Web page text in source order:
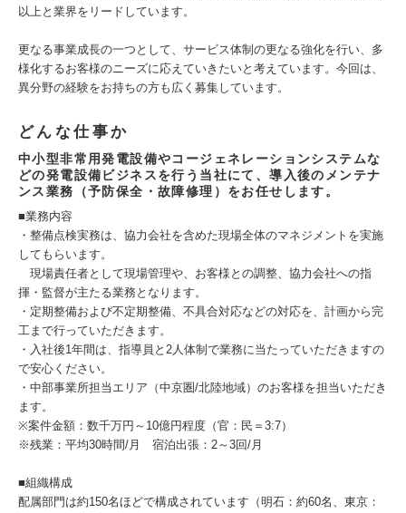
以上と業界をリードしています。
更なる事業成長の一つとして、サービス体制の更なる強化を行い、多
様化するお客様のニーズに応えていきたいと考えています。今回は、
異分野の経験をお持ちの方も広く募集しています。
どんな仕事か
中小型非常用発電設備やコージェネレーションシステムな
どの発電設備ビジネスを行う当社にて、導入後のメンテナ
ンス業務（予防保全・故障修理）をお任せします。
■業務内容
・整備点検実務は、協力会社を含めた現場全体のマネジメントを実施
してもらいます。
現場責任者として現場管理や、お客様との調整、協力会社への指
揮・監督が主たる業務となります。
・定期整備および不定期整備、不具合対応などの対応を、計画から完
工まで行っていただきます。
・入社後1年間は、指導員と2人体制で業務に当たっていただきますの
で安心ください。
・中部事業所担当エリア（中京圏/北陸地域）のお客様を担当いただき
ます。
※案件金額：数千万円～10億円程度（官：民＝3:7）
※残業：平均30時間/月 宿泊出張：2～3回/月
■組織構成
配属部門は約150名ほどで構成されています（明石：約60名、東京：